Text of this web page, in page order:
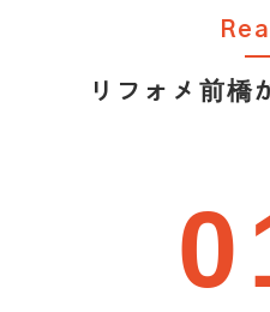
リフォメ前橋